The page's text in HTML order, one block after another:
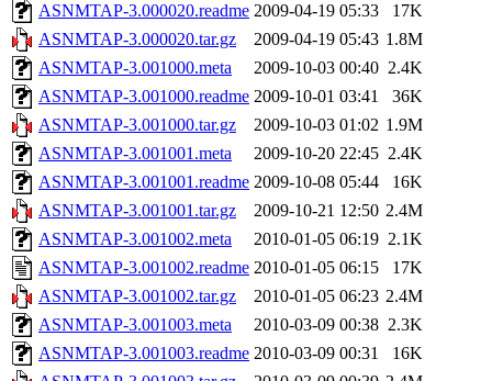
ASNMTAP-3.000020.readme 2009-04-19 05:33
17K
ASNMTAP-3.000020.tar.gz
2009-04-19 05:43 1.8M
ASNMTAP-3.001000.meta
2009-10-03 00:40 2.4K
ASNMTAP-3.001000.readme 2009-10-01 03:41
36K
ASNMTAP-3.001000.tar.gz
2009-10-03 01:02 1.9M
ASNMTAP-3.001001.meta
2009-10-20 22:45 2.4K
ASNMTAP-3.001001.readme 2009-10-08 05:44
16K
ASNMTAP-3.001001.tar.gz
2009-10-21 12:50 2.4M
ASNMTAP-3.001002.meta
2010-01-05 06:19 2.1K
ASNMTAP-3.001002.readme 2010-01-05 06:15
17K
ASNMTAP-3.001002.tar.gz
2010-01-05 06:23 2.4M
ASNMTAP-3.001003.meta
2010-03-09 00:38 2.3K
ASNMTAP-3.001003.readme 2010-03-09 00:31
16K